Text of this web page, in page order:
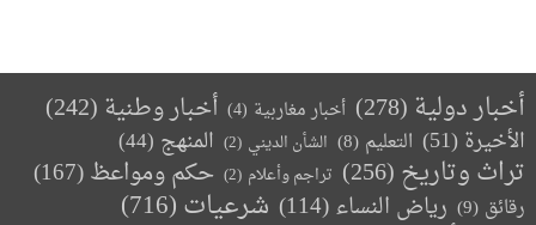
أخبار دولية (278) أخبار مغاربية (4) أخبار وطنية(242)
الأخيرة (51) التعليم (8) الشأن الديني (2) المنهج (44)
تراث وتاريخ(256) تراجم وأعلام (2) حكم ومواعظ(167)
رقائق (9) رياض النساء(114) شرعيات(716)